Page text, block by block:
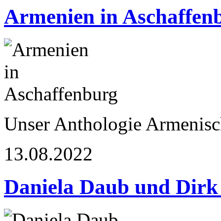
Armenien in
Unser Anthologie
13.08.2022
Daniela Daub und